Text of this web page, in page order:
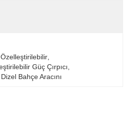
Güç Çırpıcı
Bahçe Aracını